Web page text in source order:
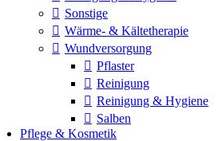
Sonstige
Wärme- & Kältetherapie
Wundversorgung
Pflaster
Reinigung
Reinigung & Hygiene
Salben
Pflege & Kosmetik